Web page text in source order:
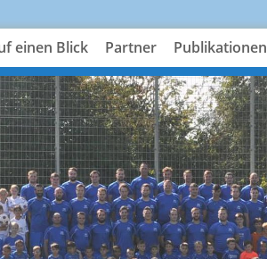
einen Blick Partner Publikationen